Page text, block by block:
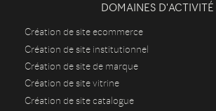
DOMAINES D'ACTIVITÉ
Création de site ecommerce
Création de site institutionnel
Création de site de marque
Création de site vitrine
Création de site catalogue